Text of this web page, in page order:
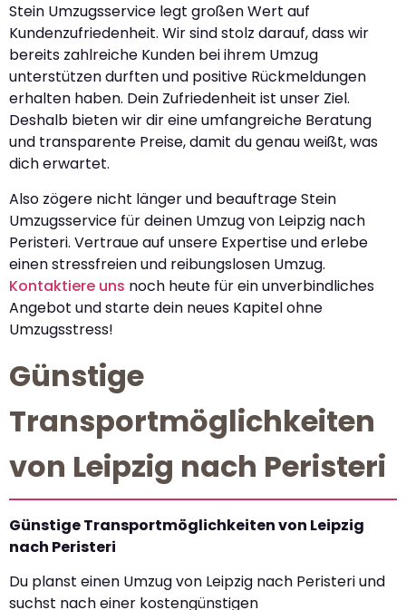
Stein Umzugsservice legt großen Wert auf
Kundenzufriedenheit. Wir sind stolz darauf, dass wir
bereits zahlreiche Kunden bei ihrem Umzug
unterstützen durften und positive Rückmeldungen
erhalten haben. Dein Zufriedenheit ist unser Ziel.
Deshalb bieten wir dir eine umfangreiche Beratung
und transparente Preise, damit du genau weißt, was
dich erwartet.
Also zögere nicht länger und beauftrage Stein
Umzugsservice für deinen Umzug von Leipzig nach
Peristeri. Vertraue auf unsere Expertise und erlebe
einen stressfreien und reibungslosen Umzug.
Kontaktiere uns noch heute für ein unverbindliches
Angebot und starte dein neues Kapitel ohne
Umzugsstress!
Günstige
Transportmöglichkeiten
von Leipzig nach Peristeri
Günstige Transportmöglichkeiten von Leipzig
nach Peristeri
Du planst einen Umzug von Leipzig nach Peristeri und
suchst nach einer kostengünstigen